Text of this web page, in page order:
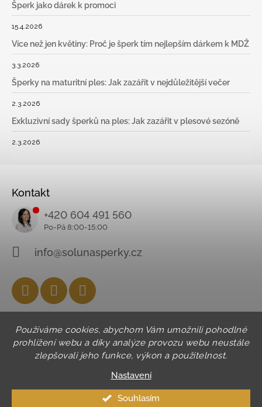
Používáme cookies, abychom Vám umožnili pohodlné
prohlížení webu a díky analýze provozu webu neustále
zlepšovali jeho funkce, výkon a použitelnost.
Nastavení
Souhlasím
Šperk jako dárek k promoci
15.4.2026
Více než jen květiny: Proč je šperk tím nejlepším dárkem k MDŽ
3.3.2026
Šperky na maturitní ples: Jak zazářit v nejdůležitější večer
2.3.2026
Exkluzivní sady šperků na ples: Jak zazářit v plesové sezóně
2.3.2026
Kontakt
+420 604 491 560
info@solunasperky.cz
© 2026 SOLUNA. Všechna práva vyhrazena.